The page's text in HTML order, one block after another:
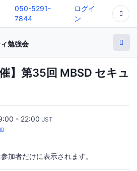
050-5291-
7844
ログイ
ン
勉強会
】第35回 MBSD セキュ
- 22:00 JST
加者だけに表示されます。